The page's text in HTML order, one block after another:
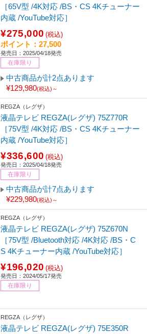
［65V型 /4K対応 /BS・CS 4Kチューナー
内蔵 /YouTube対応］
¥275,000 (税込)
ポイント：27,500
発売日：2025/04/18発売
在庫限り
中古商品が計2点あります
¥129,980(税込)～
REGZA（レグザ）
液晶テレビ REGZA(レグザ) 75Z770R
［75V型 /4K対応 /BS・CS 4Kチューナー
内蔵 /YouTube対応］
¥336,600 (税込)
発売日：2025/04/18発売
在庫限り
中古商品が計7点あります
¥229,980(税込)～
REGZA（レグザ）
液晶テレビ REGZA(レグザ) 75Z670N
［75V型 /Bluetooth対応 /4K対応 /BS・C
S 4Kチューナー内蔵 /YouTube対応］
¥196,020 (税込)
発売日：2024/05/17発売
在庫限り
REGZA（レグザ）
液晶テレビ REGZA(レグザ) 75E350R